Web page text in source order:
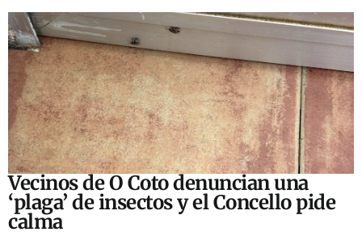
Vecinos de O Coto denuncian una
‘plaga’ de insectos y el Concello pide
calma